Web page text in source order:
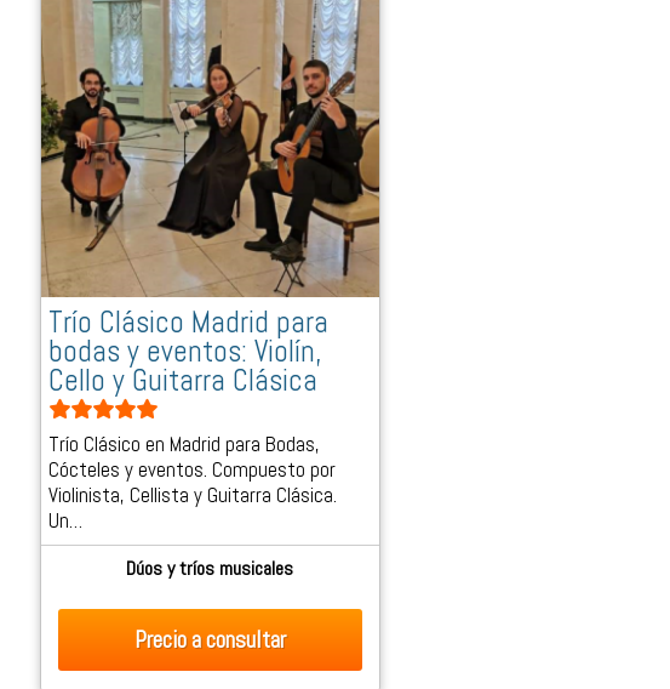
Trío Clásico Madrid para
bodas y eventos: Violín,
Cello y Guitarra Clásica
Trío Clásico en Madrid para Bodas,
Cócteles y eventos. Compuesto por
Violinista, Cellista y Guitarra Clásica.
Un…
Dúos y tríos musicales
Precioa consultar